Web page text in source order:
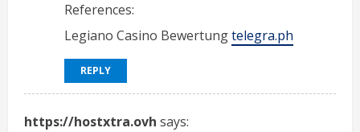
References:
Legiano Casino Bewertungtelegra.ph
REPLY
https://hostxtra.ovh says: